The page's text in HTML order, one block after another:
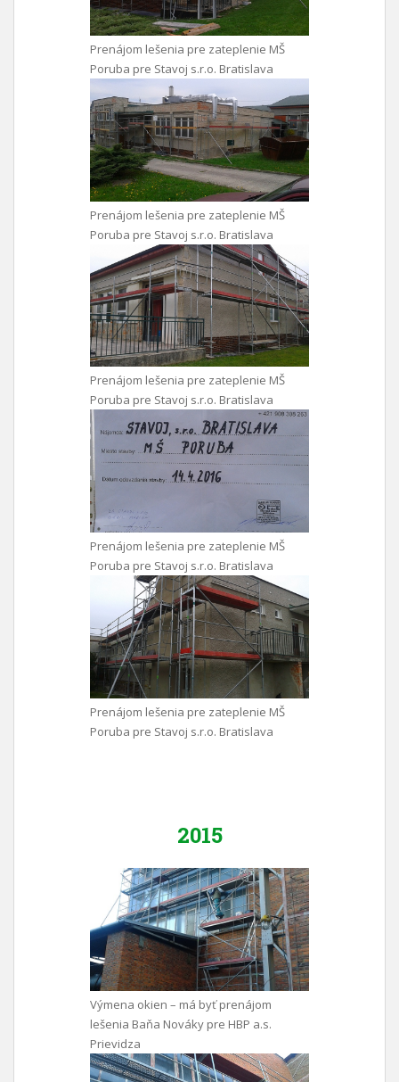
Prenájom lešenia pre zateplenie MŠ
Poruba pre Stavoj s.r.o. Bratislava
Prenájom lešenia pre zateplenie MŠ
Poruba pre Stavoj s.r.o. Bratislava
Prenájom lešenia pre zateplenie MŠ
Poruba pre Stavoj s.r.o. Bratislava
Prenájom lešenia pre zateplenie MŠ
Poruba pre Stavoj s.r.o. Bratislava
Prenájom lešenia pre zateplenie MŠ
Poruba pre Stavoj s.r.o. Bratislava
2015
Výmena okien – má byť prenájom
lešenia Baňa Nováky pre HBP a.s.
Prievidza